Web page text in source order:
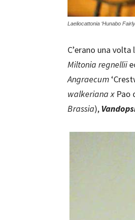
Laeliocattonia ‘Hunabo
C’erano una volta
Miltonia regnellii
Angraecum
walkeriana x Pao
Brassia),